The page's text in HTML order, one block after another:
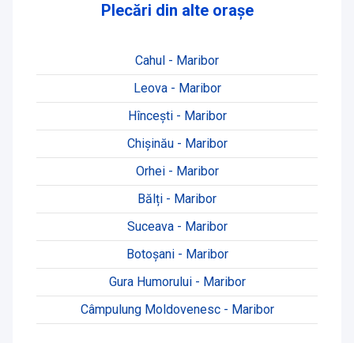
Plecări din alte orașe
Cahul - Maribor
Leova - Maribor
Hînceşti - Maribor
Chișinău - Maribor
Orhei - Maribor
Bălți - Maribor
Suceava - Maribor
Botoșani - Maribor
Gura Humorului - Maribor
Câmpulung Moldovenesc - Maribor